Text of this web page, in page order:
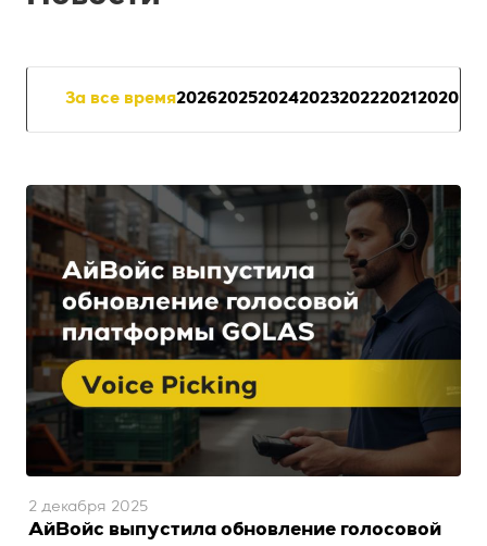
За все время202620252024202320222021 2020
АйВойс выпустила обновление голосовой
2 декабря 2025